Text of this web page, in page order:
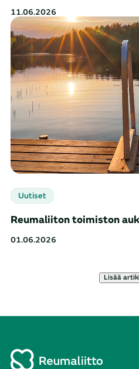
11.06.2026
Uutiset
Reumaliiton toimiston
01.06.2026
Lisää